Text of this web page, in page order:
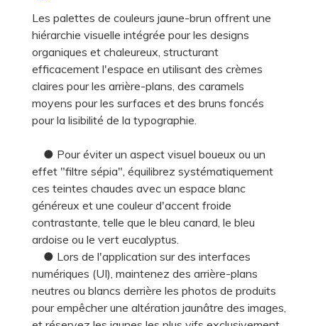
Les palettes de couleurs jaune-brun offrent une
hiérarchie visuelle intégrée pour les designs
organiques et chaleureux, structurant
efficacement l'espace en utilisant des crèmes
claires pour les arrière-plans, des caramels
moyens pour les surfaces et des bruns foncés
pour la lisibilité de la typographie.
● Pour éviter un aspect visuel boueux ou un
effet "filtre sépia", équilibrez systématiquement
ces teintes chaudes avec un espace blanc
généreux et une couleur d'accent froide
contrastante, telle que le bleu canard, le bleu
ardoise ou le vert eucalyptus.
● Lors de l'application sur des interfaces
numériques (UI), maintenez des arrière-plans
neutres ou blancs derrière les photos de produits
pour empêcher une altération jaunâtre des images,